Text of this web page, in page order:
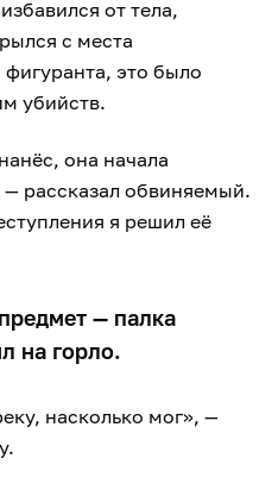
от тела,
с места
это было
убийств.
она начала
— рассказал обвиняемый.
я решил её
— палка
на горло.
насколько мог», —